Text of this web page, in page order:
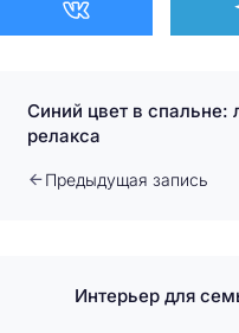
Синий цвет в спальне:
релакса
Предыдущая запись
Интерьер для